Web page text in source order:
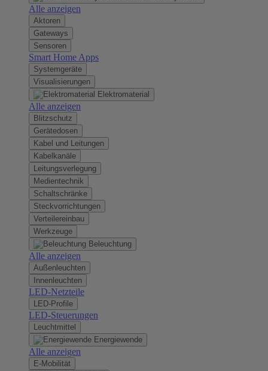
Alle anzeigen
Aktoren
Gateways
Sensoren
Smart Home Apps
Systemgeräte
Visualisierungen
Elektromaterial
Alle anzeigen
Blitzschutz
Gerätedosen
Kabel und Leitungen
Kabelkanäle
Leitungsverlegung
Medientechnik
Schaltschränke
Steckvorrichtungen
Verteilereinbau
Werkzeuge
Beleuchtung
Alle anzeigen
Außenleuchten
Innenleuchten
LED-Netzteile
LED-Profile
LED-Steuerungen
Leuchtmittel
Energiewende
Alle anzeigen
E-Mobilität